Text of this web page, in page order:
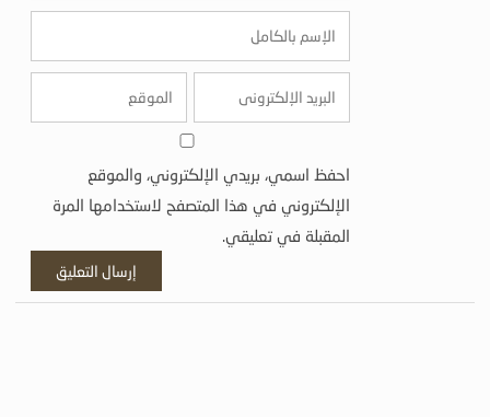
احفظ اسمي، بريدي الإلكتروني، والموقع
الإلكتروني في هذا المتصفح لاستخدامها المرة
المقبلة في تعليقي.